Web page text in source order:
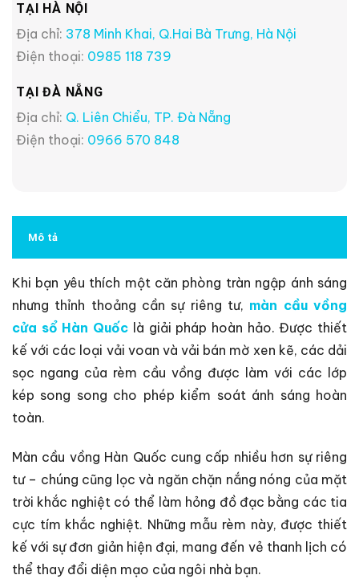
TẠI HÀ NỘI
Địa chỉ: 378 Minh Khai, Q.Hai Bà Trưng, Hà Nội
Điện thoại: 0985 118 739
TẠI ĐÀ NẴNG
Địa chỉ: Q. Liên Chiểu, TP. Đà Nẵng
Điện thoại: 0966 570 848
Mô tả
Khi bạn yêu thích một căn phòng tràn ngập ánh sáng
nhưng thỉnh thoảng cần sự riêng tư, màn cầu vồng
cửa sổ Hàn Quốc là giải pháp hoàn hảo. Được thiết
kế với các loại vải voan và vải bán mờ xen kẽ, các dải
sọc ngang của rèm cầu vồng được làm với các lớp
kép song song cho phép kiểm soát ánh sáng hoàn
toàn.
Màn cầu vồng Hàn Quốc cung cấp nhiều hơn sự riêng
tư – chúng cũng lọc và ngăn chặn nắng nóng của mặt
trời khắc nghiệt có thể làm hỏng đồ đạc bằng các tia
cực tím khắc nghiệt. Những mẫu rèm này, được thiết
kế với sự đơn giản hiện đại, mang đến vẻ thanh lịch có
thể thay đổi diện mạo của ngôi nhà bạn.